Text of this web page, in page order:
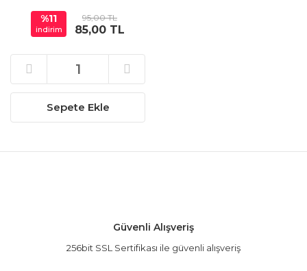
%11
indirim
95,00 TL
85,00 TL
Sepete Ekle
Güvenli Alışveriş
256bit SSL Sertifikası ile güvenli alışveriş